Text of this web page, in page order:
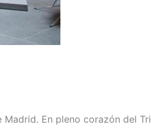
En pleno corazón del